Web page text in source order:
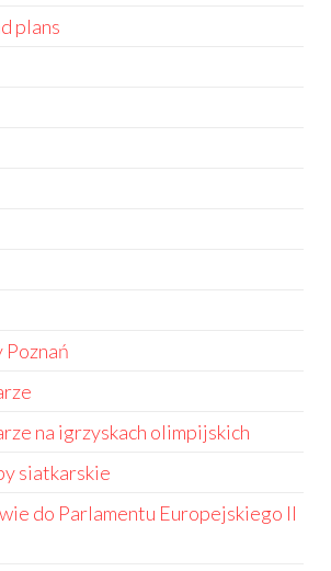
plans
na igrzyskach olimpijskich
siatkarskie
do Parlamentu Europejskiego II